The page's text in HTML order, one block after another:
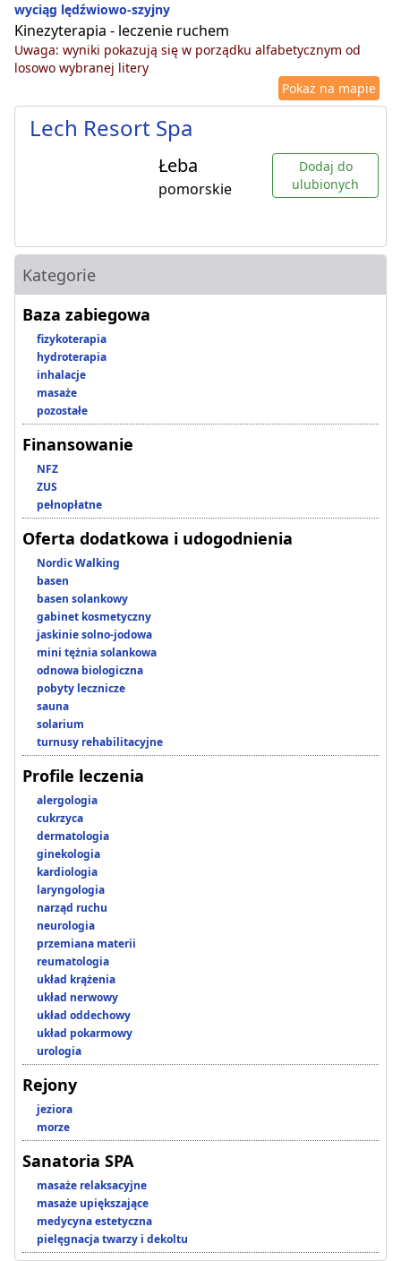
wyciąg lędźwiowo-szyjny
Kinezyterapia - leczenie ruchem
Uwaga: wyniki pokazują się w porządku alfabetycznym od
losowo wybranej litery
Pokaż na mapie
Lech Resort Spa
Łeba
pomorskie
Dodaj do
ulubionych
Kategorie
Baza zabiegowa
fizykoterapia
hydroterapia
inhalacje
masaże
pozostałe
Finansowanie
NFZ
ZUS
pełnopłatne
Oferta dodatkowa i udogodnienia
Nordic Walking
basen
basen solankowy
gabinet kosmetyczny
jaskinie solno-jodowa
mini tężnia solankowa
odnowa biologiczna
pobyty lecznicze
sauna
solarium
turnusy rehabilitacyjne
Profile leczenia
alergologia
cukrzyca
dermatologia
ginekologia
kardiologia
laryngologia
narząd ruchu
neurologia
przemiana materii
reumatologia
układ krążenia
układ nerwowy
układ oddechowy
układ pokarmowy
urologia
Rejony
jeziora
morze
Sanatoria SPA
masaże relaksacyjne
masaże upiększające
medycyna estetyczna
pielęgnacja twarzy i dekoltu